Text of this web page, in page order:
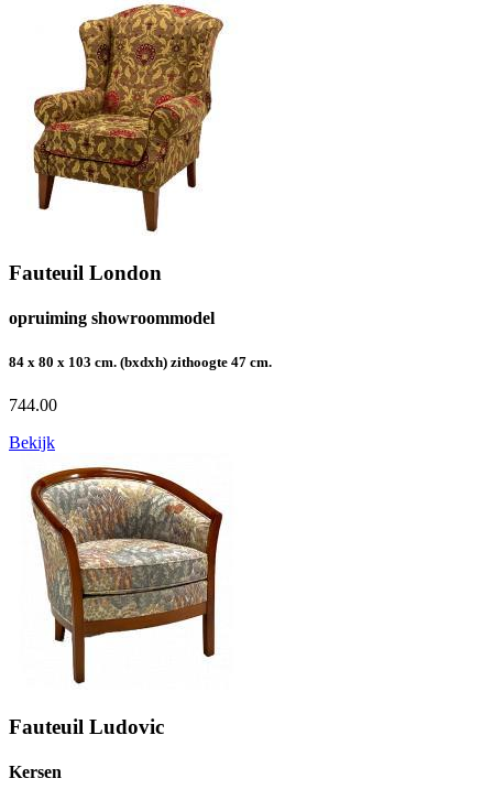
Fauteuil London
opruiming showroommodel
84 x 80 x 103 cm. (bxdxh) zithoogte 47 cm.
744.00
Bekijk
Fauteuil Ludovic
Kersen